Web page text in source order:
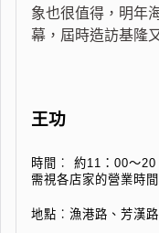
象也很值得，明年
幕，屆時造訪基隆
王功
時間︰ 約11：00～20
需視各店家的營業時
地點︰漁港路、芳漢